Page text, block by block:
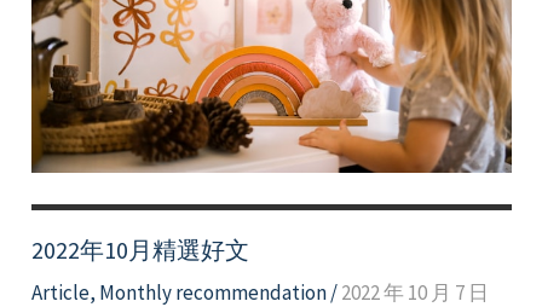
自
信
Keep
self-
confidence
2022年10月精選好文
Article, Monthly recommendation/2022 年 10 月 7 日